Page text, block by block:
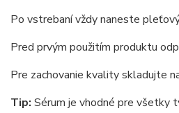
Po vstrebaní vždy naneste
Pred prvým použitím produktu
Pre zachovanie kvality skladujte
Tip: Sérum je vhodné pre všetky